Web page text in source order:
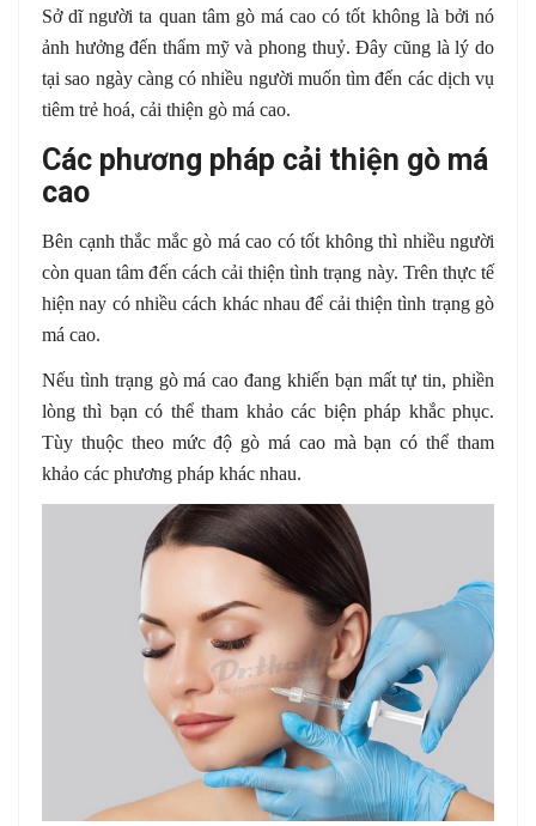
Sở dĩ người ta quan tâm gò má cao có tốt không là bởi nó
ảnh hưởng đến thẩm mỹ và phong thuỷ. Đây cũng là lý do
tại sao ngày càng có nhiều người muốn tìm đến các dịch vụ
tiêm trẻ hoá, cải thiện gò má cao.
Các phương pháp cải thiện gò má
cao
Bên cạnh thắc mắc gò má cao có tốt không thì nhiều người
còn quan tâm đến cách cải thiện tình trạng này. Trên thực tế
hiện nay có nhiều cách khác nhau để cải thiện tình trạng gò
má cao.
Nếu tình trạng gò má cao đang khiến bạn mất tự tin, phiền
lòng thì bạn có thể tham khảo các biện pháp khắc phục.
Tùy thuộc theo mức độ gò má cao mà bạn có thể tham
khảo các phương pháp khác nhau.